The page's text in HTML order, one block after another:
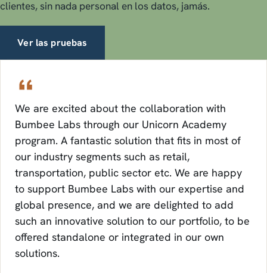
clientes, sin nada personal en los datos, jamás.
Ver las pruebas
We are excited about the collaboration with
Bumbee Labs through our Unicorn Academy
program. A fantastic solution that fits in most of
our industry segments such as retail,
transportation, public sector etc. We are happy
to support Bumbee Labs with our expertise and
global presence, and we are delighted to add
such an innovative solution to our portfolio, to be
offered standalone or integrated in our own
solutions.